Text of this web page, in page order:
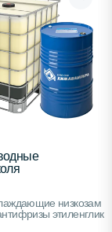
низкозам
этиленглик